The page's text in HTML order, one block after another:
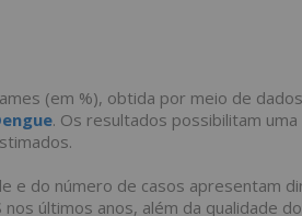
(em %), obtida por meio de
. Os resultados possibilitam uma
e do número de casos apresentam
últimos anos, além da qualidade